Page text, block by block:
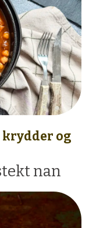
og
nan